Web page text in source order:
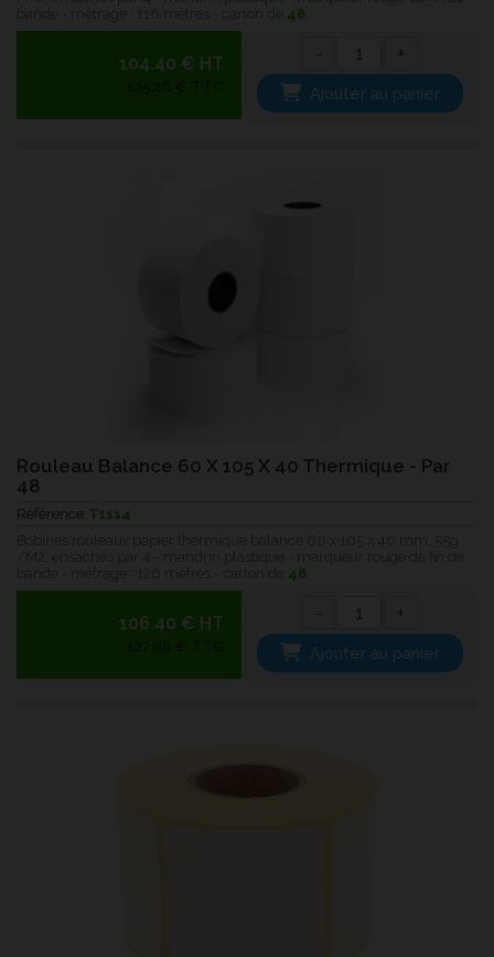
48
104.40 € HT - +
Ajouter au panier
Rouleau Balance 60 X 105 X 40 Thermique - Par
48
Référence T1114
48
106.40 € HT - +
Ajouter au panier